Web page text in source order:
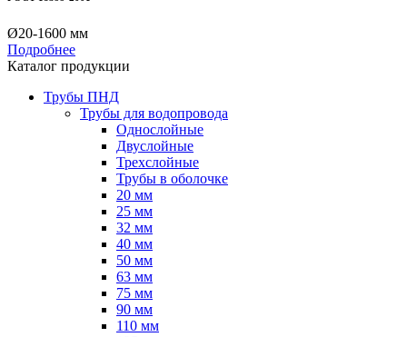
Ø20-1600 мм
Подробнее
Каталог продукции
Трубы ПНД
Трубы для водопровода
Однослойные
Двуслойные
Трехслойные
Трубы в оболочке
20 мм
25 мм
32 мм
40 мм
50 мм
63 мм
75 мм
90 мм
110 мм